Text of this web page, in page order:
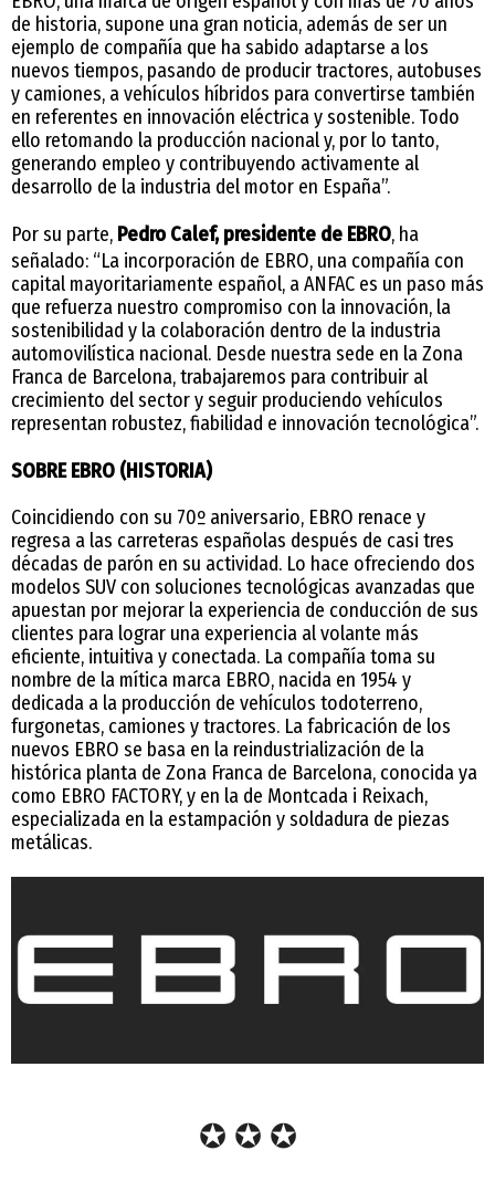
de historia, supone una gran noticia, además de ser un
ejemplo de compañía que ha sabido adaptarse a los
nuevos tiempos, pasando de producir tractores, autobuses
y camiones, a vehículos híbridos para convertirse también
en referentes en innovación eléctrica y sostenible. Todo
ello retomando la producción nacional y, por lo tanto,
generando empleo y contribuyendo activamente al
desarrollo de la industria del motor en España”.
Por su parte, Pedro Calef, presidente de EBRO, ha
señalado: “La incorporación de EBRO, una compañía con
capital mayoritariamente español, a ANFAC es un paso más
que refuerza nuestro compromiso con la innovación, la
sostenibilidad y la colaboración dentro de la industria
automovilística nacional. Desde nuestra sede en la Zona
Franca de Barcelona, trabajaremos para contribuir al
crecimiento del sector y seguir produciendo vehículos
representan robustez, fiabilidad e innovación tecnológica”.
SOBRE EBRO (HISTORIA)
Coincidiendo con su 70º aniversario, EBRO renace y
regresa a las carreteras españolas después de casi tres
décadas de parón en su actividad. Lo hace ofreciendo dos
modelos SUV con soluciones tecnológicas avanzadas que
apuestan por mejorar la experiencia de conducción de sus
clientes para lograr una experiencia al volante más
eficiente, intuitiva y conectada. La compañía toma su
nombre de la mítica marca EBRO, nacida en 1954 y
dedicada a la producción de vehículos todoterreno,
furgonetas, camiones y tractores. La fabricación de los
nuevos EBRO se basa en la reindustrialización de la
histórica planta de Zona Franca de Barcelona, conocida ya
como EBRO FACTORY, y en la de Montcada i Reixach,
especializada en la estampación y soldadura de piezas
metálicas.
✪ ✪ ✪